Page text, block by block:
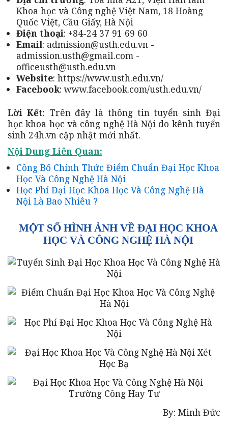
Khoa học và Công nghệ Việt Nam, 18 Hoàng
Quốc Việt, Cầu Giấy, Hà Nội
Điện thoại: +84-24 37 91 69 60
Email: admission@usth.edu.vn -
admission.usth@gmail.com -
officeusth@usth.edu.vn
Website: https://www.usth.edu.vn/
Facebook: www.facebook.com/usth.edu.vn/
Lời Kết: Trên đây là thông tin tuyển sinh Đại
học khoa học và công nghệ Hà Nội do kênh tuyển
sinh 24h.vn cập nhật mới nhất.
Nội Dung Liên Quan:
Công Bố Chính Thức Điểm Chuẩn Đại Học Khoa
Học Và Công Nghệ Hà Nội
Học Phí Đại Học Khoa Học Và Công Nghệ Hà
Nội Là Bao Nhiêu ?
MỘT SỐ HÌNH ẢNH VỀ ĐẠI HỌC KHOA
HỌC VÀ CÔNG NGHỆ HÀ NỘI
By: Minh Đức